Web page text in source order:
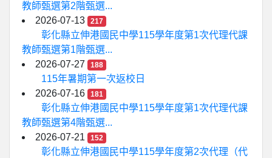
教師甄選第2階甄選...
2026-07-13
217
彰化縣立伸港國民中學115學年度第1次代理代課
教師甄選第1階甄選...
2026-07-27
188
115年暑期第一次返校日
2026-07-16
181
彰化縣立伸港國民中學115學年度第1次代理代課
教師甄選第4階甄選...
2026-07-21
152
彰化縣立伸港國民中學115學年度第2次代理（代